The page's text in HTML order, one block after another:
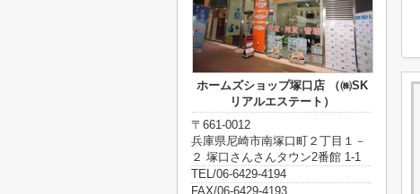
ホームズショップ塚口店 （㈱SK
リアルエステート）
〒661-0012
兵庫県尼崎市南塚口町２丁目１－
２ 塚口さんさんタウン2番館 1-1
TEL/06-6429-4194
FAX/06-6429-4193